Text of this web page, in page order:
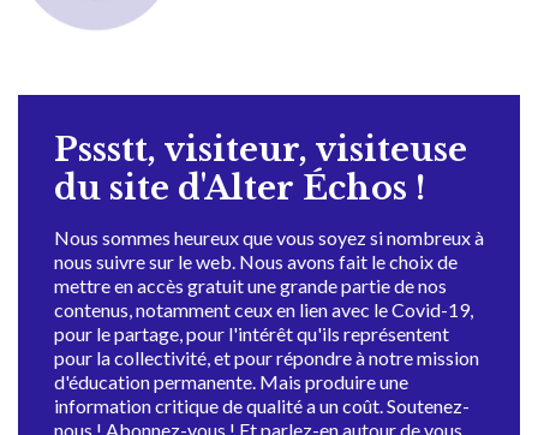
Pssstt, visiteur, visiteuse
du site d'Alter Échos !
Nous sommes heureux que vous soyez si nombreux à
nous suivre sur le web. Nous avons fait le choix de
mettre en accès gratuit une grande partie de nos
contenus, notamment ceux en lien avec le Covid-19,
pour le partage, pour l'intérêt qu'ils représentent
pour la collectivité, et pour répondre à notre mission
d'éducation permanente. Mais produire une
information critique de qualité a un coût. Soutenez-
nous ! Abonnez-vous ! Et parlez-en autour de vous.